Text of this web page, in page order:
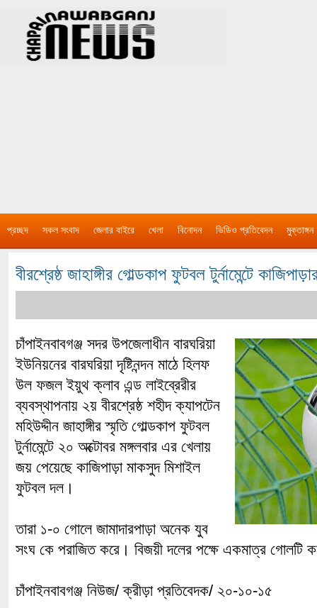
প্রচ্ছদ সকল সংবাদ জেলার বাইরে খেলা বিনোদন ভিডিও প্রতিবেদন মুক্তাঙ্গন
বীরশ্রেষ্ঠ জাহাঙ্গীর গোল্ডকাপ ফুটবল টুর্নামেন্টে
চাঁপাইনবাবগঞ্জ সদর উপজেলাধীন বারঘরিয়া
ইউনিয়নের বারঘরিয়া দৃষ্টিনন্দন মাঠে হিলফ
উল ফজল ইয়ুথ ক্লাব এন্ড লাইব্রেরীর
ব্যবস্থাপনায় ২য় বীরশ্রেষ্ঠ শহীদ ক্যাপটেন
মহিউদ্দীন জাহাঙ্গীর স্মৃতি গোল্ডকাপ ফুটবল
টুর্নামেন্টে ২০ অক্টোবর মঙ্গলবার এর খেলায়
জয় পেয়েছে কাজিপাড়া মাকসুদ মিশাইল
ফুটবল দল।
তারা ১-০ গোলে জামাদারপাড়া অনেক যুব
সংঘ কে পরাজিত করে। বিজয়ী দলের পক্ষে একমাত্র গোলটি
চাঁপাইনবাবগঞ্জ নিউজ/ ক্রীড়া প্রতিবেদক/ ২০-১০-১৫